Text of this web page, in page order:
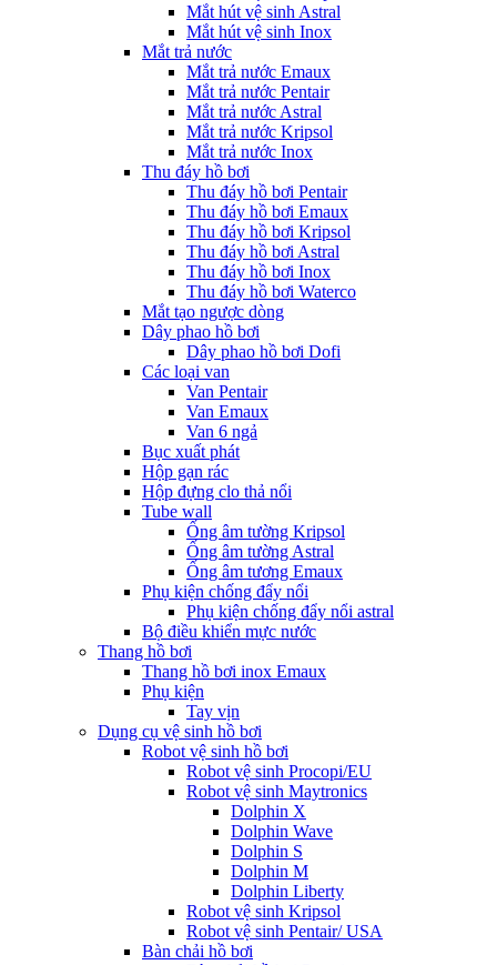
Mắt hút vệ sinh Astral
Mắt hút vệ sinh Inox
Mắt trả nước
Mắt trả nước Emaux
Mắt trả nước Pentair
Mắt trả nước Astral
Mắt trả nước Kripsol
Mắt trả nước Inox
Thu đáy hồ bơi
Thu đáy hồ bơi Pentair
Thu đáy hồ bơi Emaux
Thu đáy hồ bơi Kripsol
Thu đáy hồ bơi Astral
Thu đáy hồ bơi Inox
Thu đáy hồ bơi Waterco
Mắt tạo ngược dòng
Dây phao hồ bơi
Dây phao hồ bơi Dofi
Các loại van
Van Pentair
Van Emaux
Van 6 ngả
Bục xuất phát
Hộp gạn rác
Hộp đựng clo thả nổi
Tube wall
Ống âm tường Kripsol
Ống âm tường Astral
Ống âm tương Emaux
Phụ kiện chống đẩy nổi
Phụ kiện chống đẩy nổi astral
Bộ điều khiển mực nước
Thang hồ bơi
Thang hồ bơi inox Emaux
Phụ kiện
Tay vịn
Dụng cụ vệ sinh hồ bơi
Robot vệ sinh hồ bơi
Robot vệ sinh Procopi/EU
Robot vệ sinh Maytronics
Dolphin X
Dolphin Wave
Dolphin S
Dolphin M
Dolphin Liberty
Robot vệ sinh Kripsol
Robot vệ sinh Pentair/ USA
Bàn chải hồ bơi